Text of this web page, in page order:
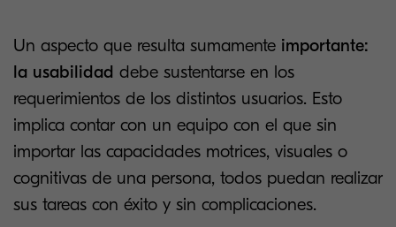
Un aspecto que resulta sumamente importante:
la usabilidad debe sustentarse en los
requerimientos de los distintos usuarios. Esto
implica contar con un equipo con el que sin
importar las capacidades motrices, visuales o
cognitivas de una persona, todos puedan realizar
sus tareas con éxito y sin complicaciones.